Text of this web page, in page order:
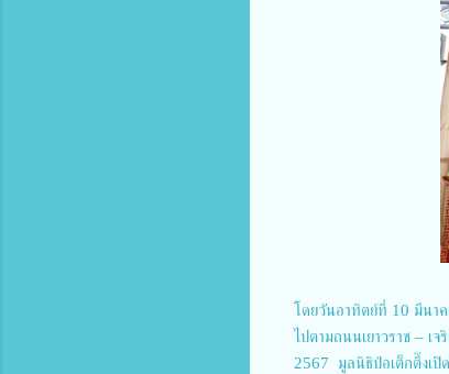
โดยวันอาทิตย์ที่ 10 มีนาค
ไปตามถนนเยาวราช –
2567 มูลนิธิป่อเต็กตึ๊งเปิ